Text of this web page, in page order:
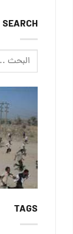
SEARCH
TAGS